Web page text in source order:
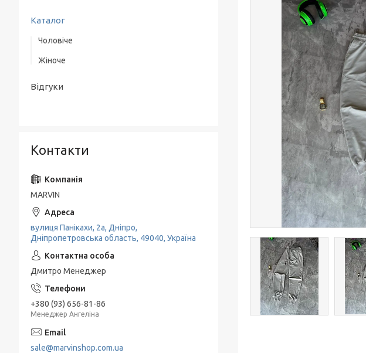
Каталог
Чоловіче
Верхній одяг
Жіноче
Відгуки
Контакти
MARVIN
вулиця Панікахи, 2а, Дніпро,
Дніпропетровська область, 49040, Україна
Дмитро Менеджер
+380 (93) 656-81-86
Менеджер Ангеліна
sale@marvinshop.com.ua